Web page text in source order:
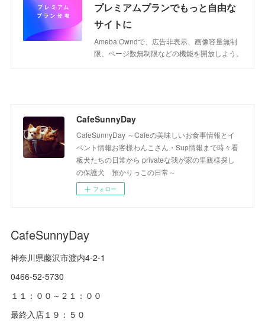
プレミアムプランでもっと自由な
サイトに
Ameba Owndで、広告非表示、画像容量無制
限、ページ数無制限などの機能を開放しよう。
CafeSunnyDay
CafeSunnyDay ～Cafeの美味しいお食事情報とイ
ベント情報お客様わんこさん・Sup情報まで時々看
板犬たちの日常から privateな我が家の里親様探し
の保護犬 預かりっこの日常～
フォロー
CafeSunnyDay
神奈川県藤沢市渡内4-2-1
0466-52-5730
１１：００～２１：００
最終入店１９：５０